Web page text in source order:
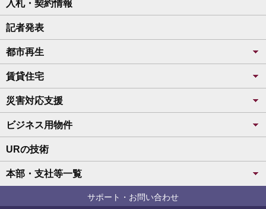
入札・契約情報
記者発表
都市再生
賃貸住宅
災害対応支援
ビジネス用物件
URの技術
本部・支社等一覧
サポート・お問い合わせ